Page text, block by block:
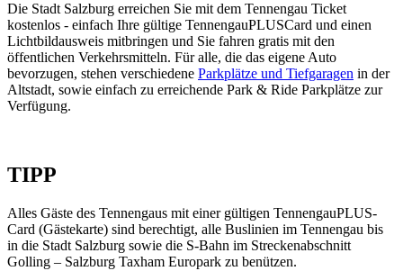
Die Stadt Salzburg erreichen Sie mit dem Tennengau Ticket
kostenlos - einfach Ihre gültige TennengauPLUSCard und einen
Lichtbildausweis mitbringen und Sie fahren gratis mit den
öffentlichen Verkehrsmitteln. Für alle, die das eigene Auto
bevorzugen, stehen verschiedene Parkplätze und Tiefgaragen in der
Altstadt, sowie einfach zu erreichende Park & Ride Parkplätze zur
Verfügung.
TIPP
Alles Gäste des Tennengaus mit einer gültigen TennengauPLUS-
Card (Gästekarte) sind berechtigt, alle Buslinien im Tennengau bis
in die Stadt Salzburg sowie die S-Bahn im Streckenabschnitt
Golling – Salzburg Taxham Europark zu benützen.